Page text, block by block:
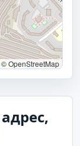
© OpenStreetMap